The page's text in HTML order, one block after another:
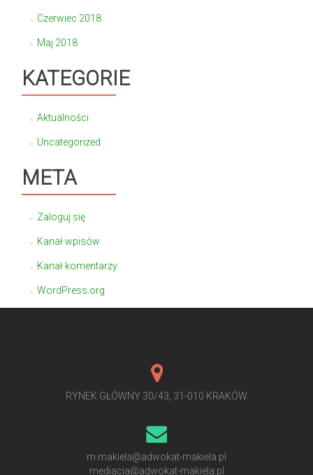
Czerwiec 2018
Maj 2018
KATEGORIE
Aktualności
Uncategorized
META
Zaloguj się
Kanał wpisów
Kanał komentarzy
WordPress.org
RYNEK GŁÓWNY 30/43, 31-010 KRAKÓW
m.makiela@adwokat-makiela.pl
mediacja@adwokat-makiela.pl